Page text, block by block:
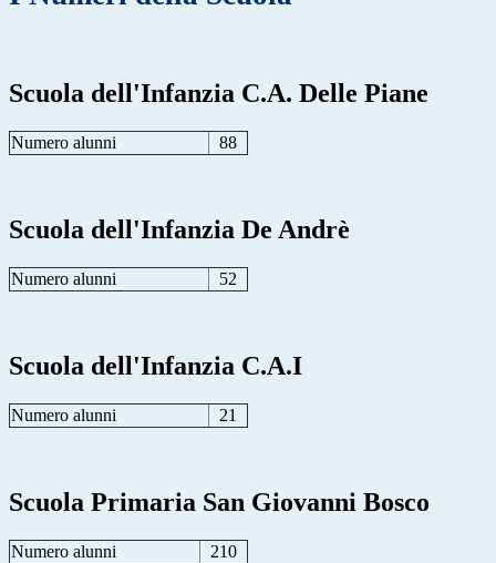
Scuola dell'Infanzia C.A. Delle Piane
Numero alunni 88
Scuola dell'Infanzia De Andrè
Numero alunni 52
Scuola dell'Infanzia C.A.I
Numero alunni 21
Scuola Primaria San Giovanni Bosco
Numero alunni
210